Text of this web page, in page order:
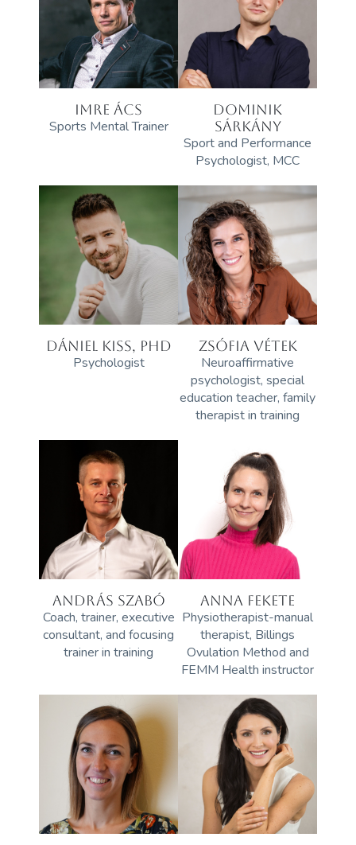
IMRE ÁCS
Sports Mental Trainer
DOMINIK
SÁRKÁNY
Sport and Performance
Psychologist, MCC
DÁNIEL KISS, PHD
Psychologist
ZSÓFIA VÉTEK
Neuroaffirmative
psychologist, special
education teacher, family
therapist in training
ANDRÁS SZABÓ
Coach, trainer, executive
consultant, and focusing
trainer in training
ANNA FEKETE
Physiotherapist-manual
therapist, Billings
Ovulation Method and
FEMM Health instructor